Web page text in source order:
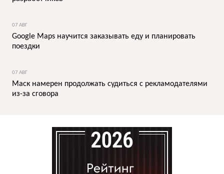
07 АВГ
Google Maps научится заказывать еду и планировать
поездки
07 АВГ
Маск намерен продолжать судиться с рекламодателями
из-за сговора